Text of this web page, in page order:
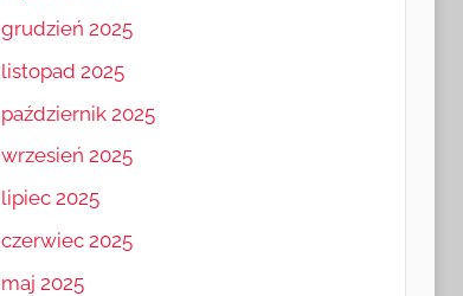
grudzień 2025
listopad 2025
październik 2025
wrzesień 2025
lipiec 2025
czerwiec 2025
maj 2025